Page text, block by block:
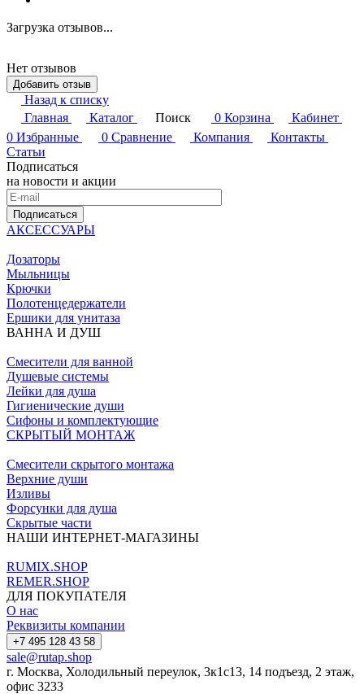
Загрузка отзывов...
Нет отзывов
Добавить отзыв
Назад к списку
Главная
Каталог Поиск 0 Корзина
Кабинет
0 Избранные 0 Сравнение Компания
Контакты
Статьи
Подписаться
на новости и акции
Подписаться
АКСЕССУАРЫ
Дозаторы
Мыльницы
Крючки
Полотенцедержатели
Ершики для унитаза
ВАННА И ДУШ
Смесители для ванной
Душевые системы
Лейки для душа
Гигиенические души
Сифоны и комплектующие
СКРЫТЫЙ МОНТАЖ
Смесители скрытого монтажа
Верхние души
Изливы
Форсунки для душа
Скрытые части
НАШИ ИНТЕРНЕТ-МАГАЗИНЫ
RUMIX.SHOP
REMER.SHOP
ДЛЯ ПОКУПАТЕЛЯ
О нас
Реквизиты компании
+7 495 128 43 58
sale@rutap.shop
г. Москва, Холодильный переулок, 3к1с13, 14 подъезд, 2 этаж,
офис 3233